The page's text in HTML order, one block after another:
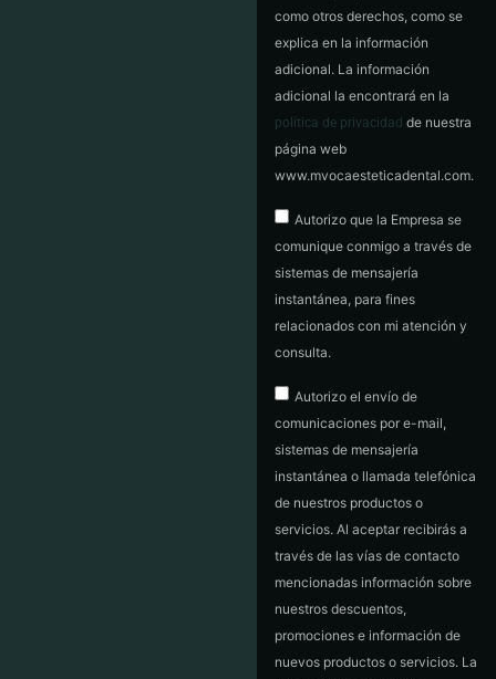
como otros derechos, como se
explica en la información
adicional. La información
adicional la encontrará en la
política de privacidad de nuestra
página web
www.mvocaesteticadental.com.
Autorizo que la Empresa se
comunique conmigo a través de
sistemas de mensajería
instantánea, para fines
relacionados con mi atención y
consulta.
Autorizo el envío de
comunicaciones por e-mail,
sistemas de mensajería
instantánea o llamada telefónica
de nuestros productos o
servicios. Al aceptar recibirás a
través de las vías de contacto
mencionadas información sobre
nuestros descuentos,
promociones e información de
nuevos productos o servicios. La